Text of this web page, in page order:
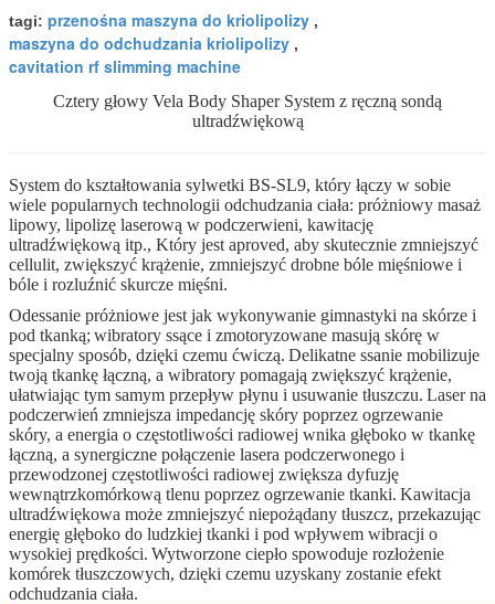
tagi: przenośna maszyna do kriolipolizy ,
maszyna do odchudzania kriolipolizy ,
cavitation rf slimming machine
Cztery głowy Vela Body Shaper System z ręczną sondą
ultradźwiękową
System do kształtowania sylwetki BS-SL9, który łączy w sobie
wiele popularnych technologii odchudzania ciała: próżniowy masaż
lipowy, lipolizę laserową w podczerwieni, kawitację
ultradźwiękową itp., Który jest aproved, aby skutecznie zmniejszyć
cellulit, zwiększyć krążenie, zmniejszyć drobne bóle mięśniowe i
bóle i rozluźnić skurcze mięśni.
Odessanie próżniowe jest jak wykonywanie gimnastyki na skórze i
pod tkanką; wibratory ssące i zmotoryzowane masują skórę w
specjalny sposób, dzięki czemu ćwiczą. Delikatne ssanie mobilizuje
twoją tkankę łączną, a wibratory pomagają zwiększyć krążenie,
ułatwiając tym samym przepływ płynu i usuwanie tłuszczu. Laser na
podczerwień zmniejsza impedancję skóry poprzez ogrzewanie
skóry, a energia o częstotliwości radiowej wnika głęboko w tkankę
łączną, a synergiczne połączenie lasera podczerwonego i
przewodzonej częstotliwości radiowej zwiększa dyfuzję
wewnątrzkomórkową tlenu poprzez ogrzewanie tkanki. Kawitacja
ultradźwiękowa może zmniejszyć niepożądany tłuszcz, przekazując
energię głęboko do ludzkiej tkanki i pod wpływem wibracji o
wysokiej prędkości. Wytworzone ciepło spowoduje rozłożenie
komórek tłuszczowych, dzięki czemu uzyskany zostanie efekt
odchudzania ciała.